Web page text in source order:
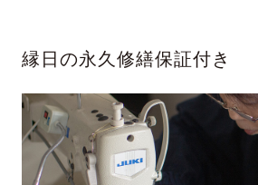
縁日の永久修繕保証付き